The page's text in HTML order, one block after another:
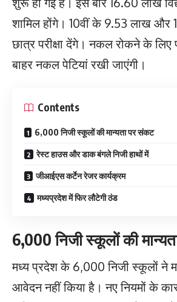
शामिल होंगे। 10वीं के 9.53 लाख और
छात्र परीक्षा देंगे। नकल रोकने के लिए
बाहर नकल पेटियां रखी जाएंगी।
Contents
6,000 निजी स्कूलों की मान्यता पर संकट
रेस्ट हाउस और डाक बंगले निजी हाथों में
जीआईएस कर्टेन रेजर कार्यक्रम
मध्यप्रदेश में फिर लौटेगी ठंड
6,000 निजी स्कूलों की
मध्य प्रदेश के 6,000 निजी स्कूलों ने
आवेदन नहीं किया है। नए नियमों के